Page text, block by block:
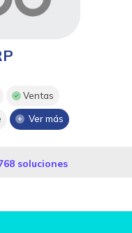
Ventas
Ver más
soluciones